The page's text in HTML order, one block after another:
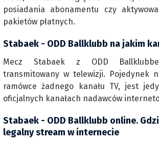
posiadania abonamentu czy
pakietów płatnych.
Stabaek - ODD Ballklubb na jakim
Mecz Stabaek z ODD
transmitowany w telewizji. Pojedynek
ramówce żadnego kanału TV, jest
oficjalnych kanałach nadawców
Stabaek - ODD Ballklubb online.
legalny stream w internecie